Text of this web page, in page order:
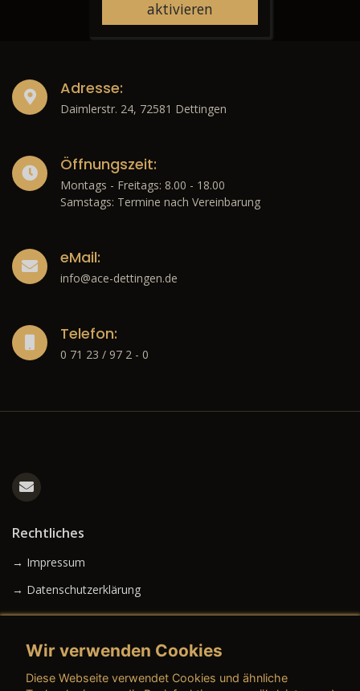
aktivieren
Adresse:
Daimlerstr. 24, 72581 Dettingen
Öffnungszeit:
Montags - Freitags: 8.00 - 18.00
Samstags: Termine nach Vereinbarung
eMail:
info@ace-dettingen.de
Telefon:
0 71 23 / 97 2 - 0
Rechtliches
→ Impressum
→ Datenschutzerklärung
Wir verwenden Cookies
Diese Webseite verwendet Cookies und ähnliche